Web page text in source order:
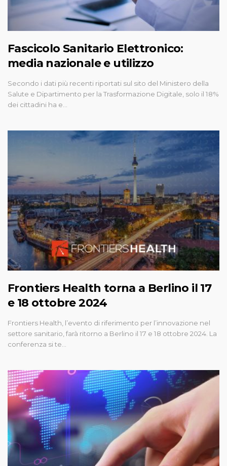
Fascicolo Sanitario Elettronico:
media nazionale e utilizzo
Secondo i dati più recenti riportati sul sito del Ministero della
Salute e Dipartimento per la Trasformazione Digitale, solo il 18%
dei cittadini ha e…
Frontiers Health torna a Berlino il 17
e 18 ottobre 2024
Frontiers Health, l’evento di riferimento per l’innovazione nel
settore sanitario, farà ritorno a Berlino il 17 e 18 ottobre 2024. La
conferenza si te…